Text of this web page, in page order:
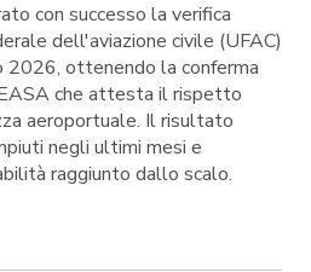
con successo la verifica
dell'aviazione civile (UFAC)
ottenendo la conferma
che attesta il rispetto
aeroportuale. Il risultato
negli ultimi mesi e
raggiunto dallo scalo.